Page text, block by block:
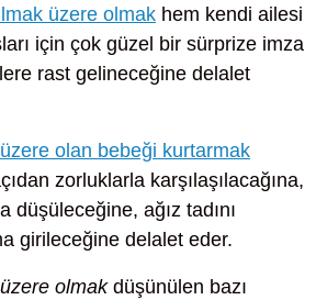
üzere olmak hem kendi ailesi
için çok güzel bir sürprize imza
rast gelineceğine delalet
olan bebeği kurtarmak
zorluklarla karşılaşılacağına,
düşüleceğine, ağız tadını
girileceğine delalet eder.
olmakdüşünülen bazı